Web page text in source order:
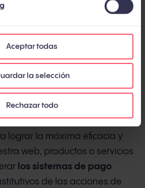
Aceptar todas
la selección
Rechazar todo
de Adwords es sencilla de
clave así como segmentar
objetivo para asegurarnos la
motivo, en ocasiones
contar con el
una consultora
lograr la máxima eficacia y
web, productos o servicios
los sistemas de pago
de las acciones de